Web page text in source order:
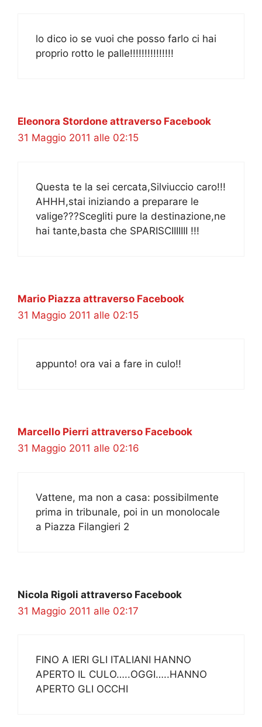
lo dico io se vuoi che posso farlo ci hai
proprio rotto le palle!!!!!!!!!!!!!!!
Eleonora Stordone attraverso Facebook
31 Maggio 2011 alle 02:15
Questa te la sei cercata,Silviuccio caro!!!
AHHH,stai iniziando a preparare le
valige???Scegliti pure la destinazione,ne
hai tante,basta che SPARISCIIIIIII !!!
Mario Piazza attraverso Facebook
31 Maggio 2011 alle 02:15
appunto! ora vai a fare in culo!!
Marcello Pierri attraverso Facebook
31 Maggio 2011 alle 02:16
Vattene, ma non a casa: possibilmente
prima in tribunale, poi in un monolocale
a Piazza Filangieri 2
Nicola Rigoli attraverso Facebook
31 Maggio 2011 alle 02:17
FINO A IERI GLI ITALIANI HANNO
APERTO IL CULO…..OGGI…..HANNO
APERTO GLI OCCHI